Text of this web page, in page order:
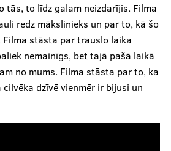
tās, to līdz galam neizdarījis. Filma
redz mākslinieks un par to, kā šo
Filma stāsta par trauslo laika
nemainīgs, bet tajā pašā laikā
no mums. Filma stāsta par to, ka
dzīvē vienmēr ir bijusi un